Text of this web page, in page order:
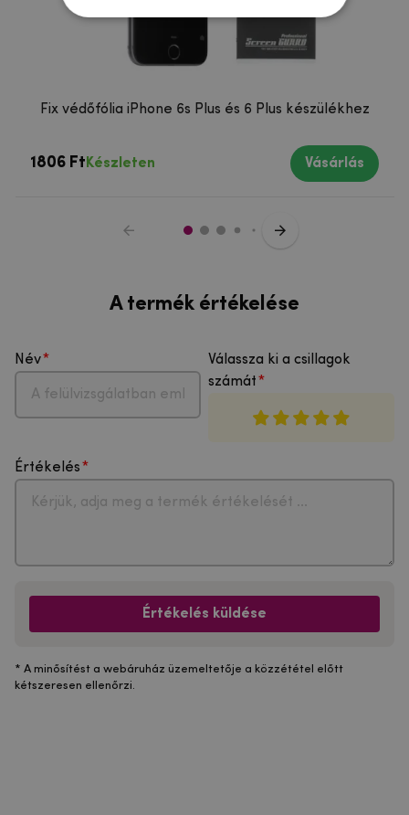
Fix védőfólia iPhone 6s Plus és 6 Plus készülékhez
1806 Ft Készleten Vásárlás
A termék értékelése
Név
Válassza ki a csillagok
számát
Értékelés
Értékelés küldése
* A minősítést a webáruház üzemeltetője a közzététel előtt
kétszeresen ellenőrzi.